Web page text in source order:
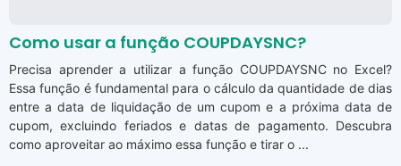
Como usar a função COUPDAYSNC?
Precisa aprender a utilizar a função COUPDAYSNC no Excel?
Essa função é fundamental para o cálculo da quantidade de dias
entre a data de liquidação de um cupom e a próxima data de
cupom, excluindo feriados e datas de pagamento. Descubra
como aproveitar ao máximo essa função e tirar o ...